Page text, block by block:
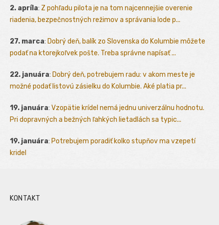
2. apríla: Z pohľadu pilota je na tom najcennejšie overenie
riadenia, bezpečnostných režimov a správania lode p...
27. marca: Dobrý deň, balík zo Slovenska do Kolumbie môžete
podať na ktorejkoľvek pošte. Treba správne napísať ...
22. januára: Dobrý deň, potrebujem radu: v akom meste je
možné podať listovú zásielku do Kolumbie. Aké platia pr...
19. januára: Vzopätie krídel nemá jednu univerzálnu hodnotu.
Pri dopravných a bežných ľahkých lietadlách sa typic...
19. januára: Potrebujem poradiť kolko stupňov ma vzepetí
kridel
KONTAKT